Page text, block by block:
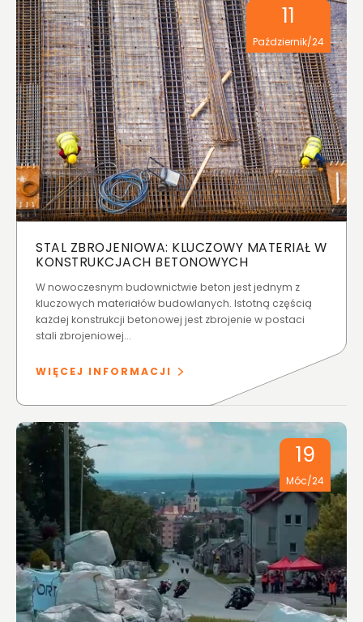
11
Październik/24
STAL ZBROJENIOWA: KLUCZOWY MATERIAŁ W
KONSTRUKCJACH BETONOWYCH
W nowoczesnym budownictwie beton jest jednym z
kluczowych materiałów budowlanych. Istotną częścią
każdej konstrukcji betonowej jest zbrojenie w postaci
stali zbrojeniowej...
WIĘCEJ INFORMACJI
19
Móc/24